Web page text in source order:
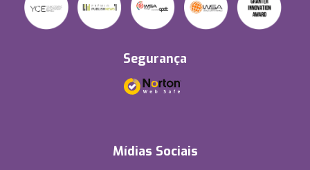
Segurança
Mídias Sociais